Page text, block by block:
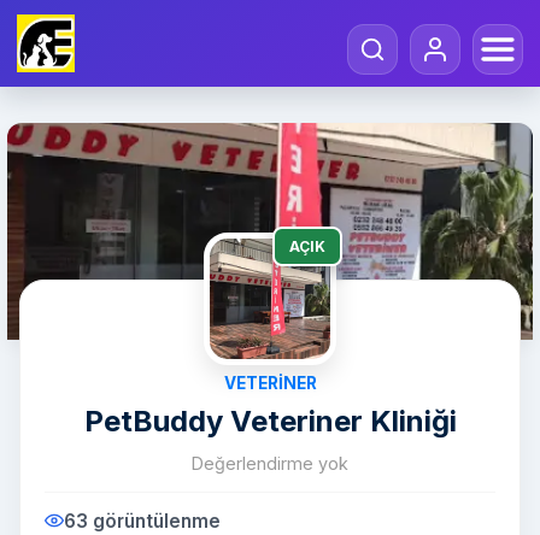
AÇIK
VETERINER
PetBuddy Veteriner Kliniği
Değerlendirme yok
63 görüntülenme